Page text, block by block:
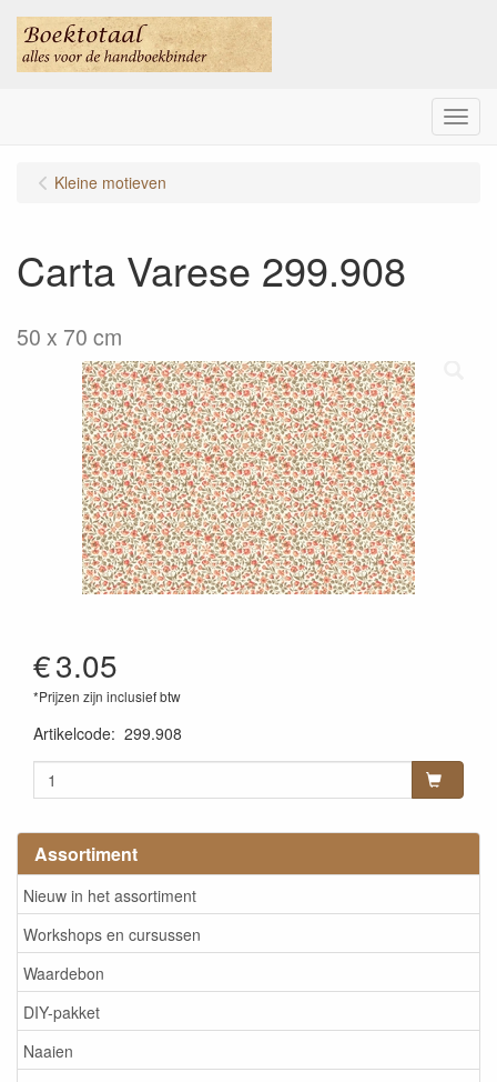
Menu
Assortiment
Nieuw in het assortiment
Workshops en cursussen
Waardebon
DIY-pakket
Naaien
Kleine motieven
Carta Varese 299.908
50 x 70 cm
€3.05
*Prijzen zijn inclusief btw
Artikelcode: 299.908